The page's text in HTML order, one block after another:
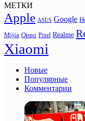
МЕТКИ
Apple ASUS Google
Mijia Oppo Pixel Realme
Xiaomi
Новые
Популярные
Комментарии